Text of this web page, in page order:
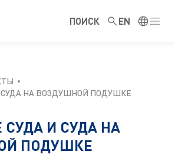
ПОИСК EN
СУДА НА ВОЗДУШНОЙ ПОДУШКЕ
И СУДА НА
ПОДУШКЕ